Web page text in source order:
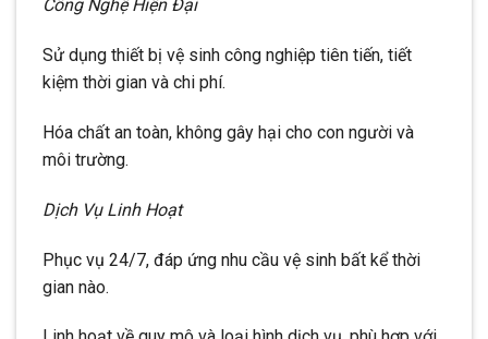
Công Nghệ Hiện Đại
Sử dụng thiết bị vệ sinh công nghiệp tiên tiến, tiết
kiệm thời gian và chi phí.
Hóa chất an toàn, không gây hại cho con người và
môi trường.
Dịch Vụ Linh Hoạt
Phục vụ 24/7, đáp ứng nhu cầu vệ sinh bất kể thời
gian nào.